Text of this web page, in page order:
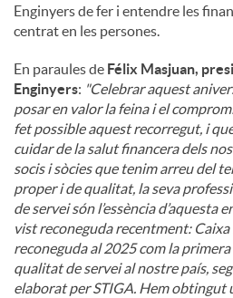
Enginyers de fer i entendre les
centrat en les persones.
En paraules de Félix Masjuan,
Enginyers: "Celebrar aquest
posar en valor la feina i el
fet possible aquest recorregut, i
cuidar de la salut financera dels
socis i sòcies que tenim arreu del
proper i de qualitat, la seva
de servei són l’essència d’aquesta
vist reconeguda recentment:
reconeguda al 2025 com la
qualitat de servei al nostre país,
elaborat per STIGA. Hem obtingut